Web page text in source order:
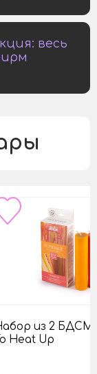
весь
из 2
Heat Up